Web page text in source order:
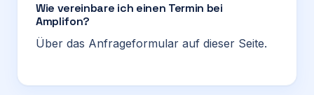
Wie vereinbare ich einen Termin bei
Amplifon?
Über das Anfrageformular auf dieser Seite.